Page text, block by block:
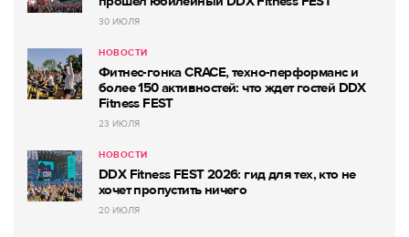
30 ИЮЛЯ
НОВОСТИ
Фитнес-гонка CRACE, техно-перформанс и
более 150 активностей: что ждет гостей DDX
Fitness FEST
23 ИЮЛЯ
НОВОСТИ
DDX Fitness FEST 2026: гид для тех, кто не
хочет пропустить ничего
20 ИЮЛЯ